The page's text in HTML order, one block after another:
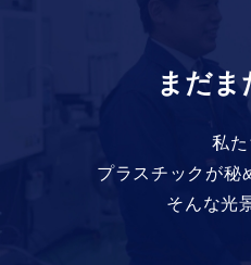
まだま
私た
プラスチックが秘
そんな光